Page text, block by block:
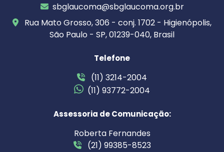
sbglaucoma@sbglaucoma.org.br
Rua Mato Grosso, 306 - conj. 1702 - Higienópolis,
São Paulo - SP, 01239-040, Brasil
Telefone
(11) 3214-2004
(11) 93772-2004
Assessoria de Comunicação:
Roberta Fernandes
(21) 99385-8523